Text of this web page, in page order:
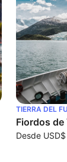
TIERRA DEL
Fiordos de
Desde